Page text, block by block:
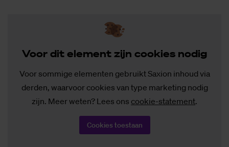
Voor dit ele­ment zijn coo­kies no­dig
Voor sommige elementen gebruikt Saxion inhoud via
derden, waarvoor cookies van type marketing nodig
zijn. Meer weten? Lees ons cookie-statement.
Cookies toestaan